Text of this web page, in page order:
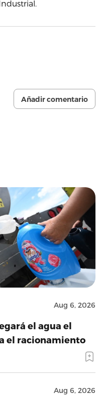
Añadir comentario
Aug 6, 2026
el agua el
el racionamiento
Aug 6, 2026